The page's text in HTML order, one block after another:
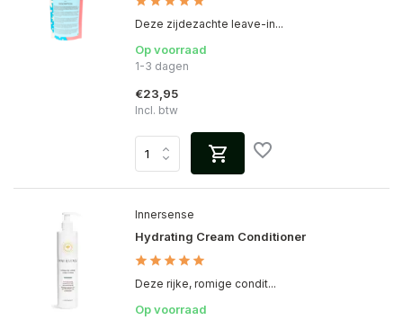
Deze zijdezachte leave-in...
Op voorraad
1-3 dagen
€23,95
Incl. btw
Innersense
Hydrating Cream Conditioner
Deze rijke, romige condit...
Op voorraad